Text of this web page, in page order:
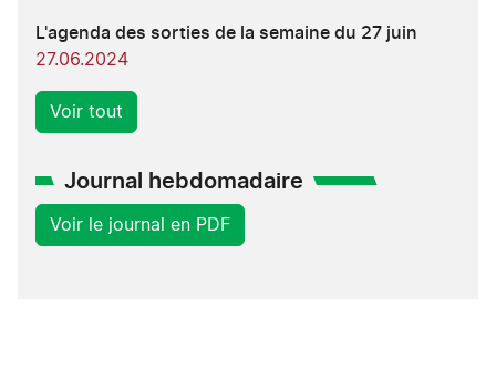
L'agenda des sorties de la semaine du 27 juin
27.06.2024
Voir tout
Journal hebdomadaire
Voir le journal en PDF